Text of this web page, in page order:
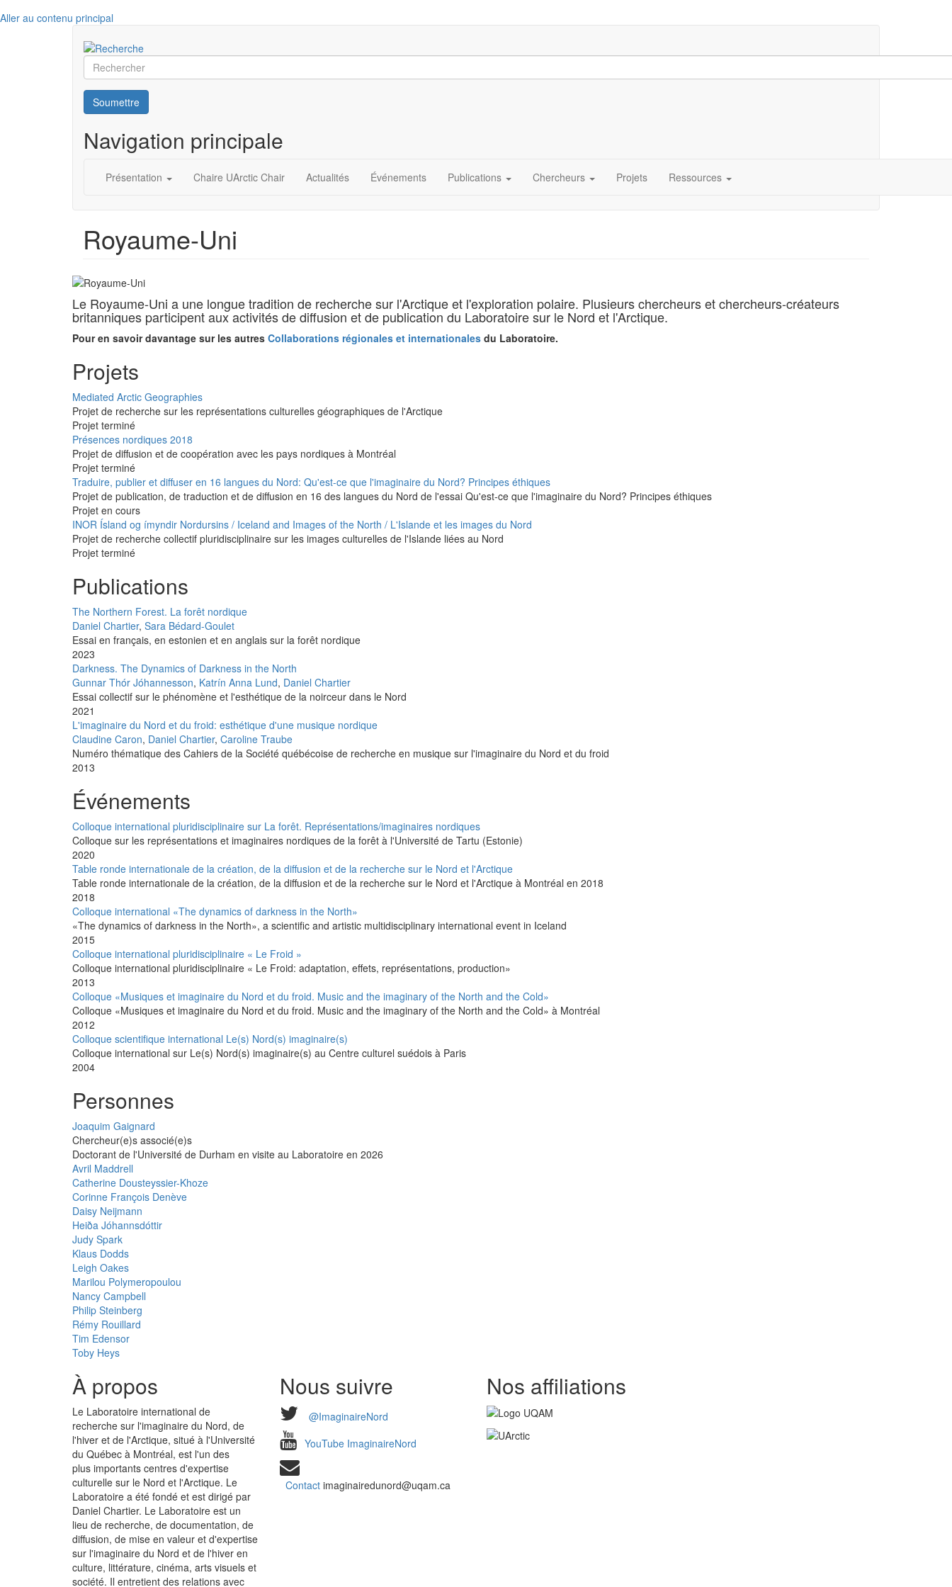
Aller au contenu principal
Rechercher
Soumettre
Navigation principale
Présentation Chaire UArctic Chair Actualités Événements Publications Chercheurs Projets Ressources
Royaume-Uni
Le Royaume-Uni a une longue tradition de recherche sur l'Arctique et l'exploration polaire. Plusieurs chercheurs et chercheurs-créateurs
britanniques participent aux activités de diffusion et de publication du Laboratoire sur le Nord et l'Arctique.
Pour en savoir davantage sur les autres Collaborations régionales et internationales du Laboratoire.
Projets
Mediated Arctic Geographies
Projet de recherche sur les représentations culturelles géographiques de l'Arctique
Projet terminé
Présences nordiques 2018
Projet de diffusion et de coopération avec les pays nordiques à Montréal
Projet terminé
Traduire, publier et diffuser en 16 langues du Nord: Qu'est-ce que l'imaginaire du Nord? Principes éthiques
Projet de publication, de traduction et de diffusion en 16 des langues du Nord de l'essai Qu'est-ce que l'imaginaire du Nord? Principes éthiques
Projet en cours
INOR Ísland og ímyndir Nordursins / Iceland and Images of the North / L'Islande et les images du Nord
Projet de recherche collectif pluridisciplinaire sur les images culturelles de l'Islande liées au Nord
Projet terminé
Publications
The Northern Forest. La forêt nordique
Daniel Chartier, Sara Bédard-Goulet
Essai en français, en estonien et en anglais sur la forêt nordique
2023
Darkness. The Dynamics of Darkness in the North
Gunnar Thór Jóhannesson, Katrín Anna Lund, Daniel Chartier
Essai collectif sur le phénomène et l'esthétique de la noirceur dans le Nord
2021
L'imaginaire du Nord et du froid: esthétique d'une musique nordique
Claudine Caron, Daniel Chartier, Caroline Traube
Numéro thématique des Cahiers de la Société québécoise de recherche en musique sur l'imaginaire du Nord et du froid
2013
Événements
Colloque international pluridisciplinaire sur La forêt. Représentations/imaginaires nordiques
Colloque sur les représentations et imaginaires nordiques de la forêt à l'Université de Tartu (Estonie)
2020
Table ronde internationale de la création, de la diffusion et de la recherche sur le Nord et l'Arctique
Table ronde internationale de la création, de la diffusion et de la recherche sur le Nord et l'Arctique à Montréal en 2018
2018
Colloque international «The dynamics of darkness in the North»
«The dynamics of darkness in the North», a scientific and artistic multidisciplinary international event in Iceland
2015
Colloque international pluridisciplinaire « Le Froid »
Colloque international pluridisciplinaire « Le Froid: adaptation, effets, représentations, production»
2013
Colloque «Musiques et imaginaire du Nord et du froid. Music and the imaginary of the North and the Cold»
Colloque «Musiques et imaginaire du Nord et du froid. Music and the imaginary of the North and the Cold» à Montréal
2012
Colloque scientifique international Le(s) Nord(s) imaginaire(s)
Colloque international sur Le(s) Nord(s) imaginaire(s) au Centre culturel suédois à Paris
2004
Personnes
Joaquim Gaignard
Chercheur(e)s associé(e)s
Doctorant de l'Université de Durham en visite au Laboratoire en 2026
Avril Maddrell
Catherine Dousteyssier-Khoze
Corinne François Denève
Daisy Neijmann
Heiða Jóhannsdóttir
Judy Spark
Klaus Dodds
Leigh Oakes
Marilou Polymeropoulou
Nancy Campbell
Philip Steinberg
Rémy Rouillard
Tim Edensor
Toby Heys
À propos
Le Laboratoire international de
recherche sur l'imaginaire du Nord, de
l'hiver et de l'Arctique, situé à l'Université
du Québec à Montréal, est l'un des
plus importants centres d'expertise
culturelle sur le Nord et l'Arctique. Le
Laboratoire a été fondé et est dirigé par
Daniel Chartier. Le Laboratoire est un
lieu de recherche, de documentation, de
diffusion, de mise en valeur et d'expertise
sur l'imaginaire du Nord et de l'hiver en
culture, littérature, cinéma, arts visuels et
société. Il entretient des relations avec
Nous suivre
@ImaginaireNord
YouTube ImaginaireNord
Contactimaginairedunord@uqam.ca
Nos affiliations